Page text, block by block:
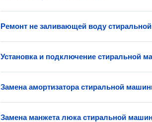
Ремонт не заливающей воду
Установка и подключение стиральной
Замена амортизатора стиральной
Замена манжета люка стиральной